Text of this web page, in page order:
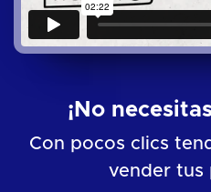
¡No
Con pocos clics
vender tus